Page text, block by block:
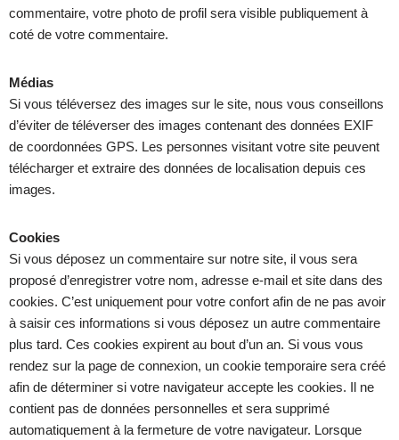
commentaire, votre photo de profil sera visible publiquement à
coté de votre commentaire.
Médias
Si vous téléversez des images sur le site, nous vous conseillons
d’éviter de téléverser des images contenant des données EXIF
de coordonnées GPS. Les personnes visitant votre site peuvent
télécharger et extraire des données de localisation depuis ces
images.
Cookies
Si vous déposez un commentaire sur notre site, il vous sera
proposé d’enregistrer votre nom, adresse e-mail et site dans des
cookies. C’est uniquement pour votre confort afin de ne pas avoir
à saisir ces informations si vous déposez un autre commentaire
plus tard. Ces cookies expirent au bout d’un an. Si vous vous
rendez sur la page de connexion, un cookie temporaire sera créé
afin de déterminer si votre navigateur accepte les cookies. Il ne
contient pas de données personnelles et sera supprimé
automatiquement à la fermeture de votre navigateur. Lorsque